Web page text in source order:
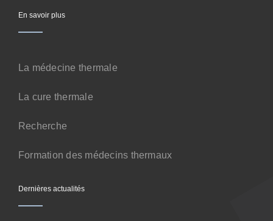
Cotiser
Faire un don
En savoir plus
La médecine thermale
La cure thermale
Recherche
Formation des médecins thermaux
Dernières actualités